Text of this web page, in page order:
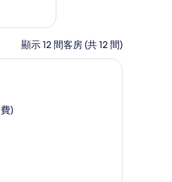
顯示 12 間客房 (共 12 間)
房 (with Bathtub) | 高級寢具、迷你吧、
)